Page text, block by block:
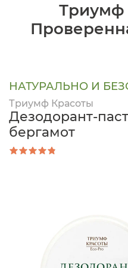
Триумф
НАТУРАЛЬНО И
Триумф Красоты
Дезодорант-
бергамот